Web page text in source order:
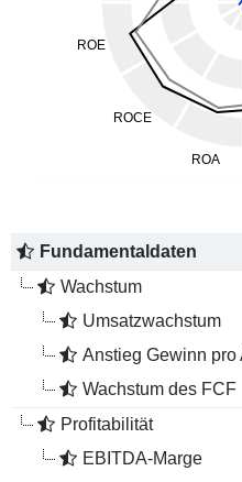
Fundamentaldaten
Wachstum
Umsatzwachstum
Anstieg Gewinn pro
Wachstum des FCF
Profitabilität
EBITDA-Marge